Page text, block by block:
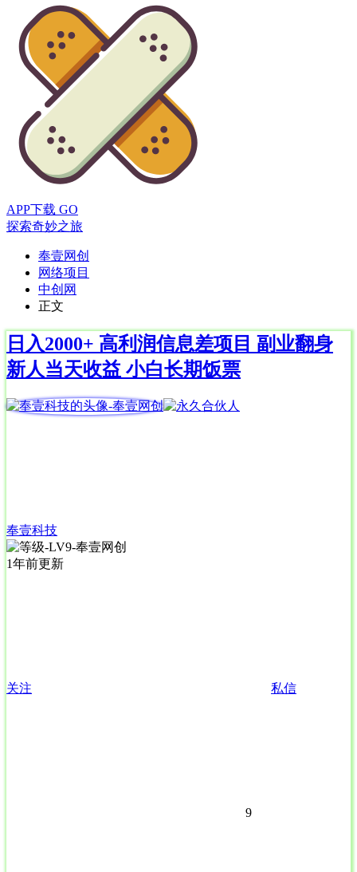
APP下载 GO
探索奇妙之旅
奉壹网创
网络项目
中创网
正文
日入2000+ 高利润信息差项目 副业翻身
新人当天收益 小白长期饭票
奉壹科技
1年前更新
关注 私信
9